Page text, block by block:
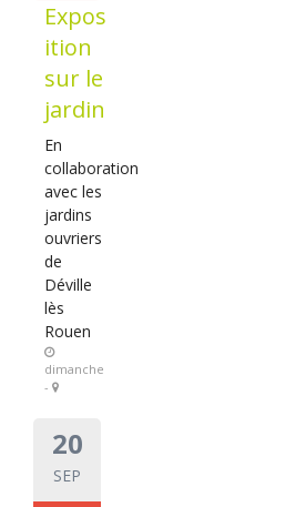
Expos
ition
sur le
jardin
En
collaboration
avec les
jardins
ouvriers
de
Déville
lès
Rouen
dimanche
-
20
SEP